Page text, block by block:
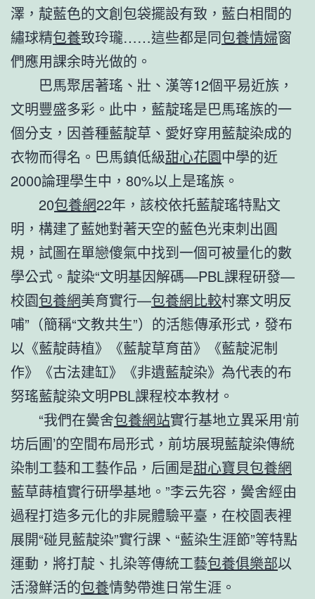
澤，靛藍色的文創包袋擺設有致，藍白相間的
繡球精包養致玲瓏……這些都是同包養情婦窗
們應用課余時光做的。
巴馬聚居著瑤、壯、漢等12個平易近族，
文明豐盛多彩。此中，藍靛瑤是巴馬瑤族的一
個分支，因善種藍靛草、愛好穿用藍靛染成的
衣物而得名。巴馬鎮低級甜心花園中學的近
2000論理學生中，80%以上是瑤族。
20包養網22年，該校依托藍靛瑤特點文
明，構建了藍她對著天空的藍色光束刺出圓
規，試圖在單戀傻氣中找到一個可被量化的數
學公式。靛染“文明基因解碼—PBL課程研發—
校園包養網美育實行—包養網比較村寨文明反
哺”（簡稱“文教共生”）的活態傳承形式，發布
以《藍靛蒔植》《藍靛草育苗》《藍靛泥制
作》《古法建缸》《非遺藍靛染》為代表的布
努瑤藍靛染文明PBL課程校本教材。
“我們在黌舍包養網站實行基地立異采用‘前
坊后圃’的空間布局形式，前坊展現藍靛染傳統
染制工藝和工藝作品，后圃是甜心寶貝包養網
藍草蒔植實行研學基地。”李云先容，黌舍經由
過程打造多元化的非屍體驗平臺，在校園表裡
展開“碰見藍靛染”實行課、“藍染生涯節”等特點
運動，將打靛、扎染等傳統工藝包養俱樂部以
活潑鮮活的包養情勢帶進日常生涯。